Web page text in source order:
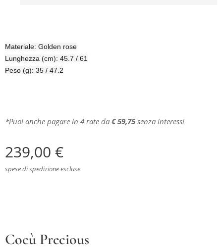
Materiale: Golden rose
Lunghezza (cm): 45.7 / 61
Peso (g): 35 / 47.2
*Puoi anche pagare in 4 rate da € 59,75senza interessi
239,00 €
spese di spedizione escluse
Cocù Precious